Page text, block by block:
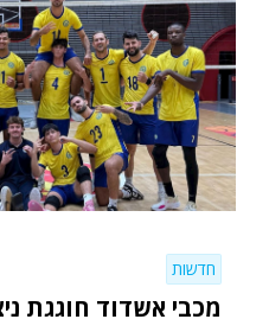
חדשות
מכבי אשדוד חוגגת